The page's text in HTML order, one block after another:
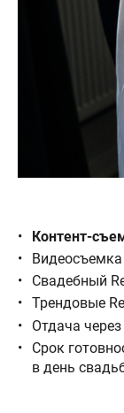
Контент-
Свадебный
Трендовые
Отдача
Срок
в день